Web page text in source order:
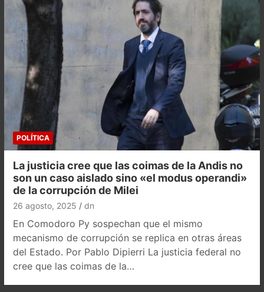
POLÍTICA
La justicia cree que las coimas de la Andis no
son un caso aislado sino «el modus operandi»
de la corrupción de Milei
26 agosto, 2025 dn
En Comodoro Py sospechan que el mismo
mecanismo de corrupción se replica en otras áreas
del Estado. Por Pablo Dipierri La justicia federal no
cree que las coimas de la…